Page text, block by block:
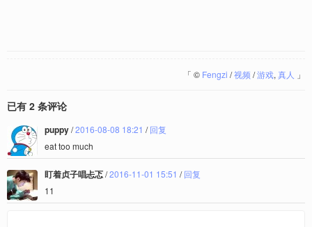
「 © Fengzi /视频/游戏, 真人 」
已有 2 条评论
puppy/2016-08-08 18:21 /回复
eat too much
盯着贞子唱忐忑/2016-11-01 15:51 /回复
11